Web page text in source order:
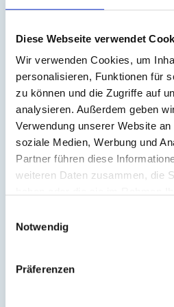
Diese Webseite verwendet
Wir verwenden Cookies, um
personalisieren, Funktionen für
zu können und die Zugriffe auf
analysieren. Außerdem geben
Verwendung unserer Website
soziale Medien, Werbung und
Partner führen diese
weiteren Daten zusammen, die
Notwendig
Präferenzen
dass zum Zeitpunkt der
waren. Auf die aktuelle und
die Inhalte oder die
verlinkten/verknüpften Seiten
AG keinerlei Einfluss.
hiermit ausdrücklich von
verlinkten/verknüpften Seiten,
Linksetzung verändert
gilt für alle innerhalb des
gesetzten Links und Verweise
eingerichteten Gästebüchern,
anderen Formen von
externe Schreibzugriffe